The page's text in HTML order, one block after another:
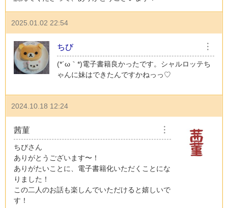
2025.01.02 22:54
ちび ︙
(⁠*⁠´⁠ω⁠｀⁠*⁠)電子書籍良かったです。シャルロッテち
ゃんに妹はできたんですかねっっ♡
2024.10.18 12:24
茜菫 ︙
ちびさん
ありがとうございます〜！
ありがたいことに、電子書籍化いただくことにな
りました！
この二人のお話も楽しんでいただけると嬉しいで
す！